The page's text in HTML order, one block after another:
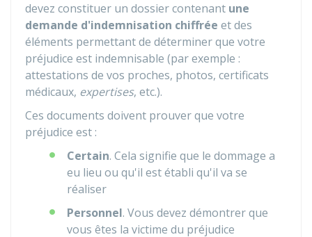
devez constituer un dossier contenant une
demande d'indemnisation chiffrée et des
éléments permettant de déterminer que votre
préjudice est indemnisable (par exemple :
attestations de vos proches, photos, certificats
médicaux, expertises, etc.).
Ces documents doivent prouver que votre
préjudice est :
Certain. Cela signifie que le dommage a
eu lieu ou qu'il est établi qu'il va se
réaliser
Personnel. Vous devez démontrer que
vous êtes la victime du préjudice